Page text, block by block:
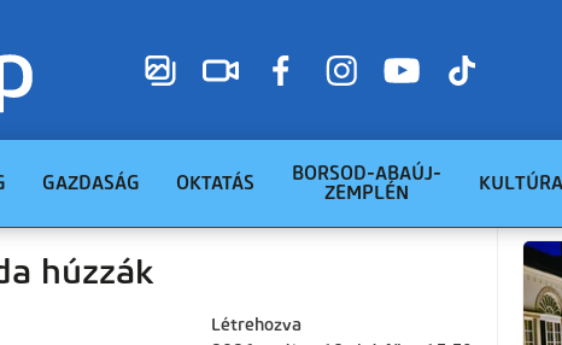
GAZDASÁG OKTATÁS
BORSOD-ABAÚJ-
ZEMPLÉN
KULTÚRA
húzzák
Létrehozva